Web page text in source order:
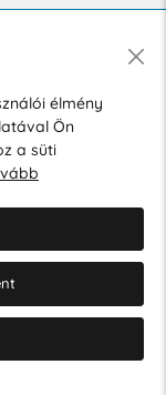
célú kezeléséhez.
.
élmény
Ön
a süti